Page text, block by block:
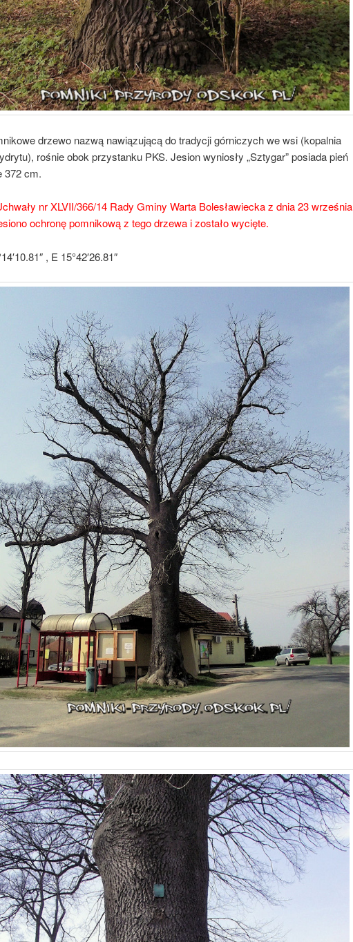
drzewo nazwą nawiązującą do tradycji górniczych we wsi (kopalnia
rośnie obok przystanku PKS. Jesion wyniosły „Sztygar” posiada pień
372 cm.
nr XLVII/366/14 Rady Gminy Warta Bolesławiecka z dnia 23 września
ochronę pomnikową z tego drzewa i zostało wycięte.
, E 15°42′26.81″